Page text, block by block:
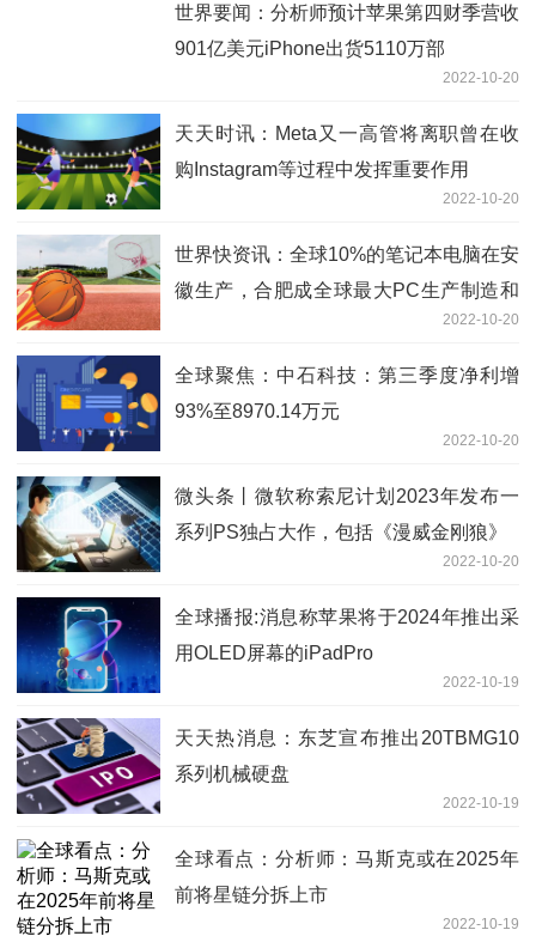
世界要闻：分析师预计苹果第四财季营收
901亿美元iPhone出货5110万部
2022-10-20
天天时讯：Meta又一高管将离职曾在收
购Instagram等过程中发挥重要作用
2022-10-20
世界快资讯：全球10%的笔记本电脑在安
徽生产，合肥成全球最大PC生产制造和
2022-10-20
全球聚焦：中石科技：第三季度净利增
93%至8970.14万元
2022-10-20
微头条丨微软称索尼计划2023年发布一
系列PS独占大作，包括《漫威金刚狼》
2022-10-20
全球播报:消息称苹果将于2024年推出采
用OLED屏幕的iPadPro
2022-10-19
天天热消息：东芝宣布推出20TBMG10
系列机械硬盘
2022-10-19
全球看点：分析师：马斯克或在2025年
前将星链分拆上市
2022-10-19